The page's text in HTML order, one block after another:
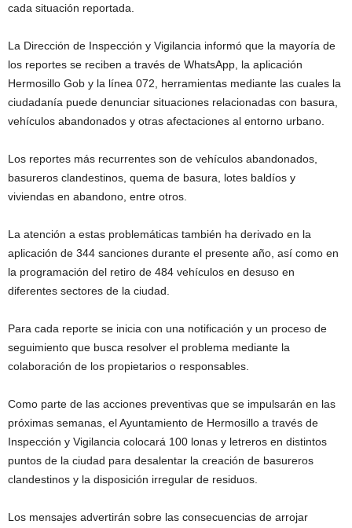
cada situación reportada.
La Dirección de Inspección y Vigilancia informó que la mayoría de
los reportes se reciben a través de WhatsApp, la aplicación
Hermosillo Gob y la línea 072, herramientas mediante las cuales la
ciudadanía puede denunciar situaciones relacionadas con basura,
vehículos abandonados y otras afectaciones al entorno urbano.
Los reportes más recurrentes son de vehículos abandonados,
basureros clandestinos, quema de basura, lotes baldíos y
viviendas en abandono, entre otros.
La atención a estas problemáticas también ha derivado en la
aplicación de 344 sanciones durante el presente año, así como en
la programación del retiro de 484 vehículos en desuso en
diferentes sectores de la ciudad.
Para cada reporte se inicia con una notificación y un proceso de
seguimiento que busca resolver el problema mediante la
colaboración de los propietarios o responsables.
Como parte de las acciones preventivas que se impulsarán en las
próximas semanas, el Ayuntamiento de Hermosillo a través de
Inspección y Vigilancia colocará 100 lonas y letreros en distintos
puntos de la ciudad para desalentar la creación de basureros
clandestinos y la disposición irregular de residuos.
Los mensajes advertirán sobre las consecuencias de arrojar